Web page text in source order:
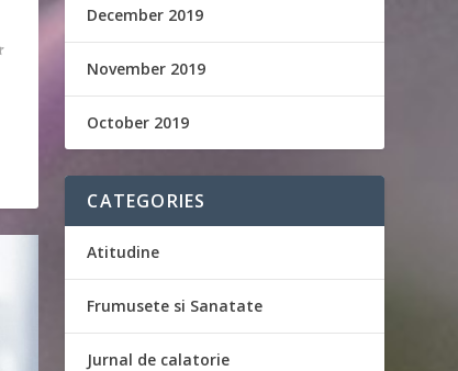
December 2019
November 2019
October 2019
CATEGORIES
Atitudine
Frumusete si Sanatate
Jurnal de calatorie